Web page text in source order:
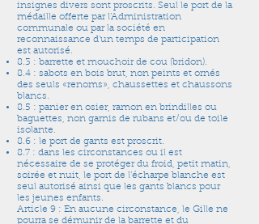
insignes divers sont proscrits. Seul le port de la
médaille offerte par l’Administration
communale ou par la société en
reconnaissance d’un temps de participation
est autorisé.
8.3 : barrette et mouchoir de cou (bridon).
8.4 : sabots en bois brut, non peints et ornés
des seuls «renoms», chaussettes et chaussons
blancs.
8.5 : panier en osier, ramon en brindilles ou
baguettes, non garnis de rubans et/ou de toile
isolante.
8.6 : le port de gants est proscrit.
8.7 : dans les circonstances ou il est
nécessaire de se protéger du froid, petit matin,
soirée et nuit, le port de l’écharpe blanche est
seul autorisé ainsi que les gants blancs pour
les jeunes enfants.
Article 9 : En aucune circonstance, le Gille ne
pourra se démunir de la barrette et du